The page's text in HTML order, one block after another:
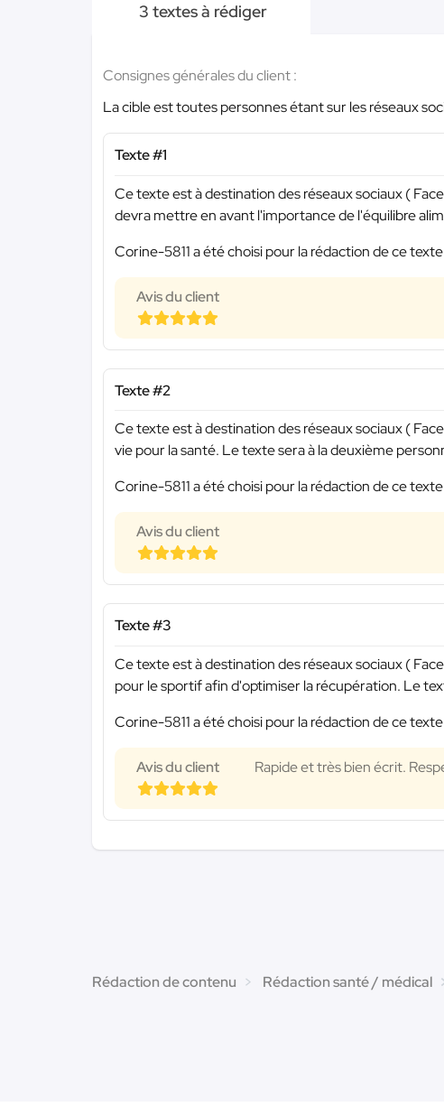
3 textes à rédiger
Consignes générales du client :
La cible est toutes personnes étant sur les réseaux
Texte #1
Ce texte est à destination des réseaux sociaux (
devra mettre en avant l'importance de l'équilibre
Corine-5811 a été choisi pour la rédaction de ce
Avis du client
Texte #2
Ce texte est à destination des réseaux sociaux (
vie pour la santé. Le texte sera à la deuxième
Corine-5811 a été choisi pour la rédaction de ce
Avis du client
Texte #3
Ce texte est à destination des réseaux sociaux (
pour le sportif afin d'optimiser la récupération. Le
Corine-5811 a été choisi pour la rédaction de ce
Avis du client Rapide et très bien écrit.
Rédaction de contenu Rédaction santé / médical